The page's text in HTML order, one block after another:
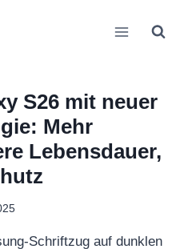
S26 mit neuer
Mehr
Lebensdauer,